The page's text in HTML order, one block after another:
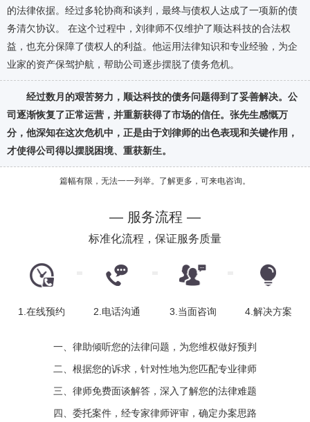
的法律依据。经过多轮协商和谈判，最终与债权人达成了一项新的债
务清欠协议。 在这个过程中，刘律师不仅维护了顺达科技的合法权
益，也充分保障了债权人的利益。他运用法律知识和专业经验，为企
业家的资产保驾护航，帮助公司逐步摆脱了债务危机。
经过数月的艰苦努力，顺达科技的债务问题得到了妥善解决。公
司逐渐恢复了正常运营，并重新获得了市场的信任。张先生感慨万
分，他深知在这次危机中，正是由于刘律师的出色表现和关键作用，
才使得公司得以摆脱困境、重获新生。
篇幅有限，无法一一列举。了解更多，可来电咨询。
— 服务流程 —
标准化流程，保证服务质量
1.在线预约 2.电话沟通 3.当面咨询 4.解决方案
一、律助倾听您的法律问题，为您维权做好预判
二、根据您的诉求，针对性地为您匹配专业律师
三、律师免费面谈解答，深入了解您的法律难题
四、委托案件，经专家律师评审，确定办案思路